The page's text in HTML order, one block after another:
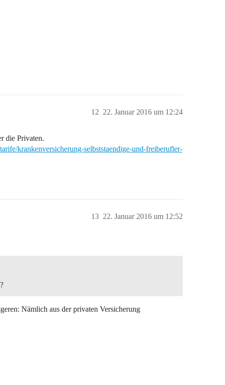
22. Januar 2016 um 12:24
12
die Privaten.
krankenversicherung-selbststaendige-und-freiberufler-
22. Januar 2016 um 12:52
13
Nämlich aus der privaten Versicherung